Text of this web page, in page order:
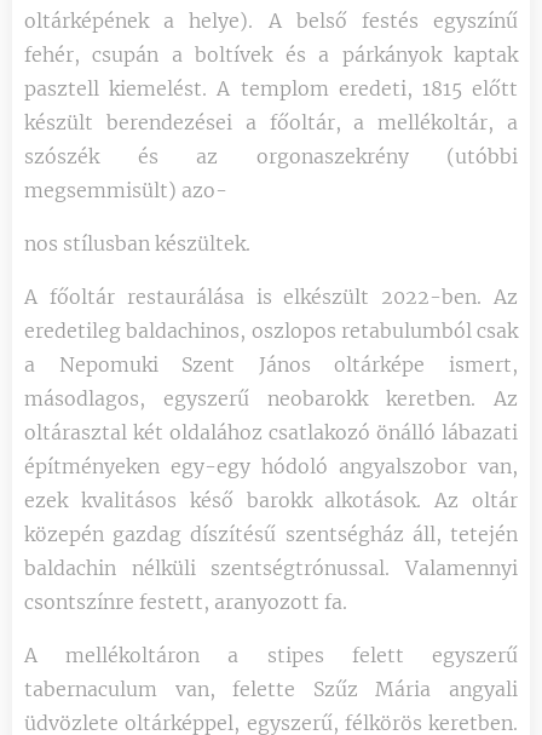
oltárképének a helye). A belső festés egyszínű
fehér, csupán a boltívek és a párkányok kaptak
pasztell kiemelést. A templom eredeti, 1815 előtt
készült berendezései a főoltár, a mellékoltár, a
szószék és az orgonaszekrény (utóbbi
megsemmisült) azo-
nos stílusban készültek.
A főoltár restaurálása is elkészült 2022-ben. Az
eredetileg baldachinos, oszlopos retabulumból csak
a Nepomuki Szent János oltárképe ismert,
másodlagos, egyszerű neobarokk keretben. Az
oltárasztal két oldalához csatlakozó önálló lábazati
építményeken egy-egy hódoló angyalszobor van,
ezek kvalitásos késő barokk alkotások. Az oltár
közepén gazdag díszítésű szentségház áll, tetején
baldachin nélküli szentségtrónussal. Valamennyi
csontszínre festett, aranyozott fa.
A mellékoltáron a stipes felett egyszerű
tabernaculum van, felette Szűz Mária angyali
üdvözlete oltárképpel, egyszerű, félkörös keretben.